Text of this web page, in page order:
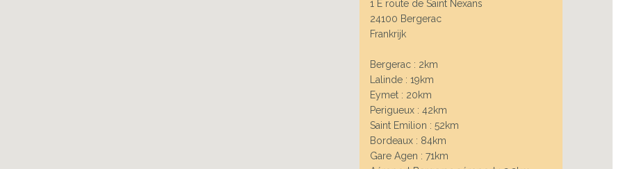
1 E route de Saint Nexans
24100 Bergerac
Frankrijk
Bergerac : 2km
Lalinde : 19km
Eymet : 20km
Perigueux : 42km
Saint Emilion : 52km
Bordeaux : 84km
Gare Agen : 71km